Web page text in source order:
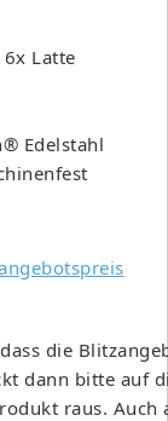
Latte
Edelstahl
die
dann bitte auf
raus. Auch